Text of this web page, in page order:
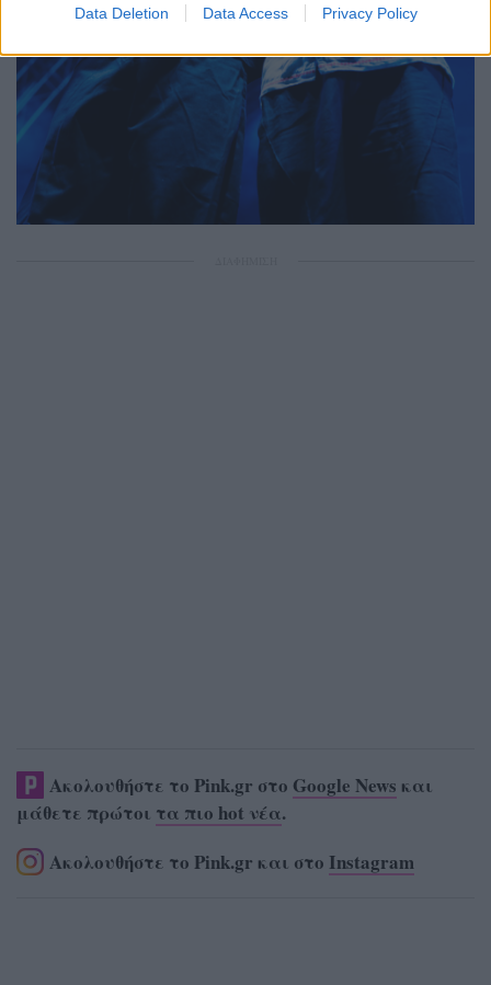
Data Deletion Data Access Privacy Policy
Ακολουθήστε το Pink.gr στο Google News και
μάθετε πρώτοι τα πιο hot νέα.
Ακολουθήστε το Pink.gr και στο Instagram